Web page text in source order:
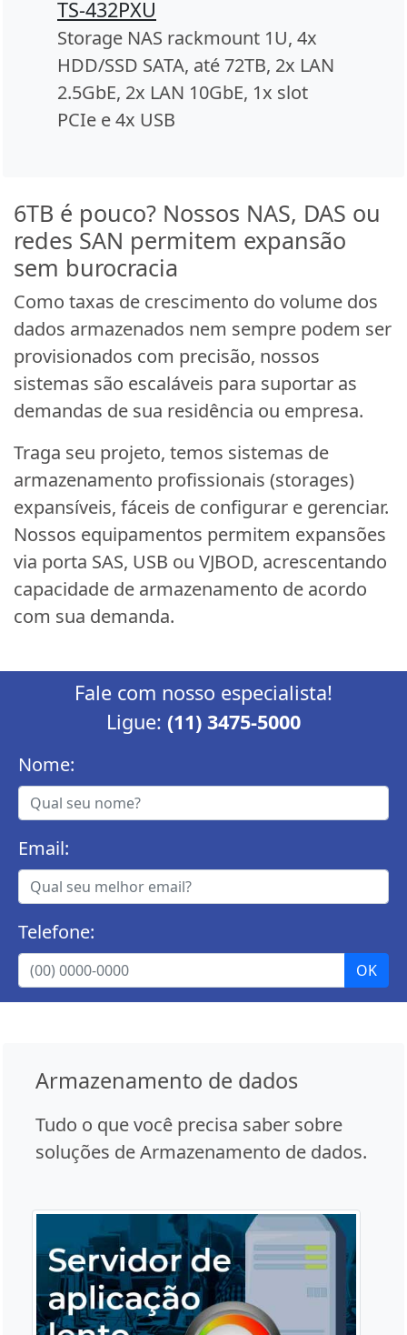
TS-432PXU
Storage NAS rackmount 1U, 4x
HDD/SSD SATA, até 72TB, 2x LAN
2.5GbE, 2x LAN 10GbE, 1x slot
PCIe e 4x USB
6TB é pouco? Nossos NAS, DAS ou
redes SAN permitem expansão
sem burocracia
Como taxas de crescimento do volume dos
dados armazenados nem sempre podem ser
provisionados com precisão, nossos
sistemas são escaláveis para suportar as
demandas de sua residência ou empresa.
Traga seu projeto, temos sistemas de
armazenamento profissionais (storages)
expansíveis, fáceis de configurar e gerenciar.
Nossos equipamentos permitem expansões
via porta SAS, USB ou VJBOD, acrescentando
capacidade de armazenamento de acordo
com sua demanda.
Fale com nosso especialista!
Ligue: (11) 3475-5000
Nome:
Email:
Telefone:
Armazenamento de dados
Tudo o que você precisa saber sobre
soluções de Armazenamento de dados.